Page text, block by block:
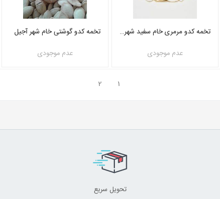
تخمه کدو مرمری خام سفید شهر آجیل
عدم موجودی
تخمه کدو گوشتی خام شهر آجیل
عدم موجودی
1
2
تحویل سریع